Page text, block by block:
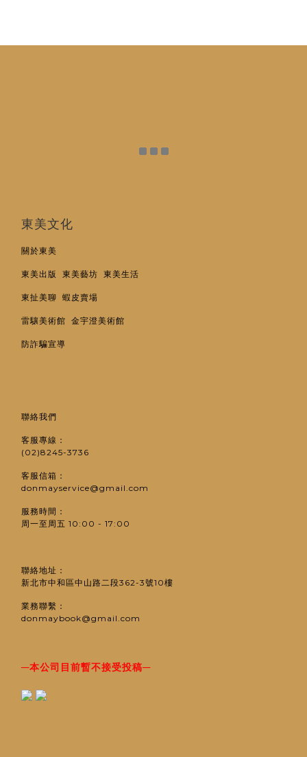
東美文化
關於東美
東美出版 東美藝坊 東美生活
東扯美聊 蝦皮賣場
雷驤美術館 金宇澄美術館
防詐騙宣導
聯絡我們
客服專線：
(02)8245-3736
客服信箱：
donmayservice@gmail.com
服務時間：
周一至周五 10:00 - 17:00
聯絡地址：
新北市中和區中山路二段362-3號10樓
業務聯繫：
donmaybook@gmail.com
─本公司目前暫不接受投稿─